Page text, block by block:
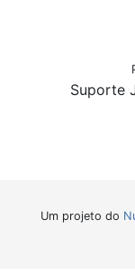
Suporte
Um projeto do